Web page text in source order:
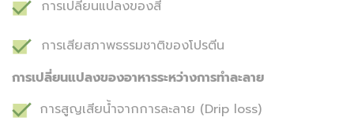
การเปลี่ยนแปลงของสี
การเสียสภาพธรรมชาติของโปรตีน
การเปลี่ยนแปลงของอาหารระหว่างการทำละลาย
การสูญเสียน้ำจากการละลาย (Drip loss)